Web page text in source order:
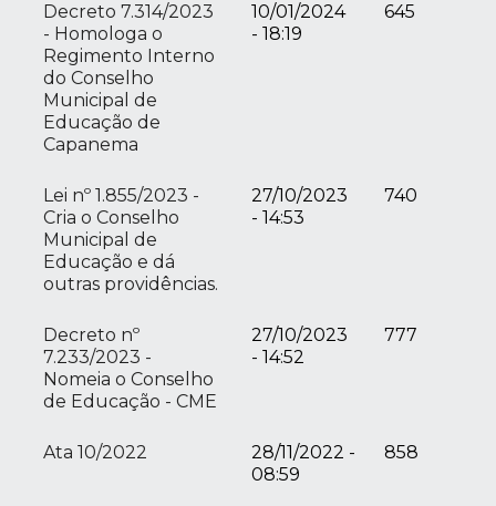
Decreto 7.314/2023
- Homologa o
Regimento Interno
do Conselho
Municipal de
Educação de
Capanema
10/01/2024
- 18:19
645
Lei nº 1.855/2023 -
Cria o Conselho
Municipal de
Educação e dá
outras providências.
27/10/2023
- 14:53
740
Decreto nº
7.233/2023 -
Nomeia o Conselho
de Educação - CME
27/10/2023
- 14:52
777
Ata 10/2022
28/11/2022 -
08:59
858